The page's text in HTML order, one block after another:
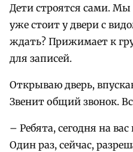
Дети строятся сами. Мы
уже стоит у двери с
ждать? Прижимает к
для записей.
Открываю дверь,
Звенит общий звонок.
– Ребята, сегодня на
Один раз, сейчас,